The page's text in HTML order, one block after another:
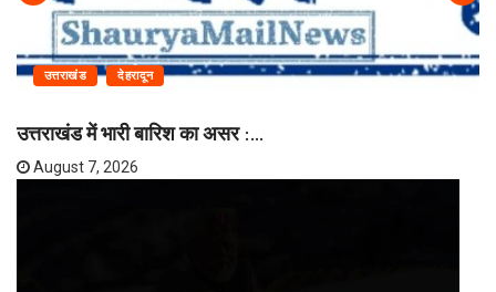
उत्तराखंड देहरादून
उत्तराखंड में भारी बारिश का असर :...
August 7, 2026